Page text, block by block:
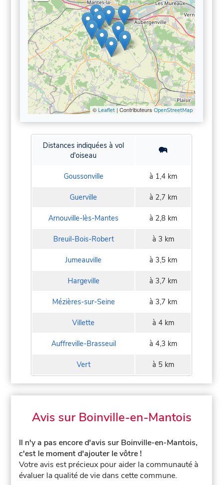
© Leaflet| ContributeursOpenStreetMap
Distances indiquées à vol
d'oiseau
Goussonville à 1,4 km
Guerville à 2,7 km
Arnouville-lès-Mantes à 2,8 km
Breuil-Bois-Robert à 3 km
Jumeauville à 3,5 km
Hargeville à 3,7 km
Mézières-sur-Seine à 3,7 km
Villette à 4 km
Auffreville-Brasseuil à 4,3 km
Vert à 5 km
Avis sur Boinville-en-Mantois
Il n'y a pas encore d'avis sur Boinville-en-Mantois,
c'est le moment d'ajouter le vôtre !
Votre avis est précieux pour aider la communauté à
évaluer la qualité de vie dans cette commune.